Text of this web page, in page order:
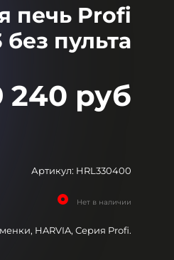
печь Profi
без пульта
240 руб
Артикул: HRL330400
Нет в наличии
HARVIA, Серия Profi.